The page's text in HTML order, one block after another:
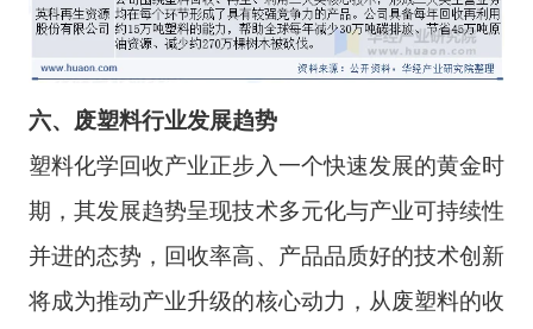
六、 废塑料行业发展趋势
塑料化学回收产业正步入一个快速发展的黄金时
期，其发展趋势呈现技术多元化与产业可持续性
并进的态势，回收率高、产品品质好的技术创新
将成为推动产业升级的核心动力，从废塑料的收